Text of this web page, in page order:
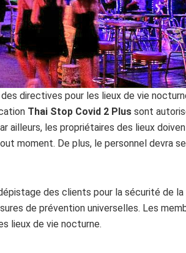
directives pour les lieux de vie
Thai Stop Covid 2 Plus sont
ailleurs, les propriétaires des lieux
moment. De plus, le personnel devra
des clients pour la sécurité de
de prévention universelles. Les
lieux de vie nocturne.